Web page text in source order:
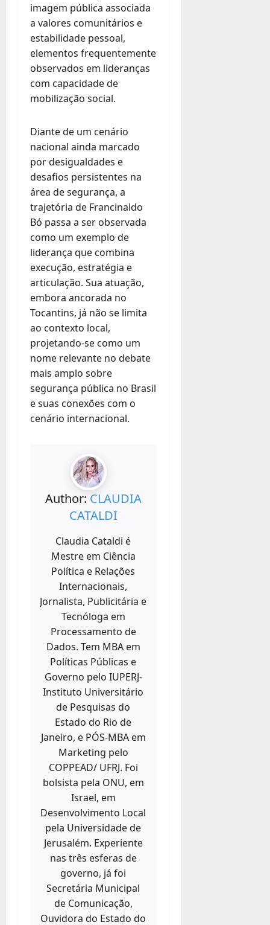
imagem pública associada
a valores comunitários e
estabilidade pessoal,
elementos frequentemente
observados em lideranças
com capacidade de
mobilização social.
Diante de um cenário
nacional ainda marcado
por desigualdades e
desafios persistentes na
área de segurança, a
trajetória de Francinaldo
Bó passa a ser observada
como um exemplo de
liderança que combina
execução, estratégia e
articulação. Sua atuação,
embora ancorada no
Tocantins, já não se limita
ao contexto local,
projetando-se como um
nome relevante no debate
mais amplo sobre
segurança pública no Brasil
e suas conexões com o
cenário internacional.
Author: CLAUDIA
CATALDI
Claudia Cataldi é
Mestre em Ciência
Política e Relações
Internacionais,
Jornalista, Publicitária e
Tecnóloga em
Processamento de
Dados. Tem MBA em
Políticas Públicas e
Governo pelo IUPERJ-
Instituto Universitário
de Pesquisas do
Estado do Rio de
Janeiro, e PÓS-MBA em
Marketing pelo
COPPEAD/ UFRJ. Foi
bolsista pela ONU, em
Israel, em
Desenvolvimento Local
pela Universidade de
Jerusalém. Experiente
nas três esferas de
governo, já foi
Secretária Municipal
de Comunicação,
Ouvidora do Estado do